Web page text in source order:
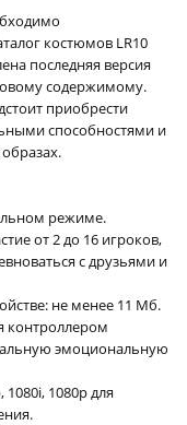
костюмов LR10
последняя версия
содержимому.
приобрести
способностями и
режиме.
от 2 до 16 игроков,
с друзьями и
не менее 11 Мб.
контроллером
эмоциональную
1080p для